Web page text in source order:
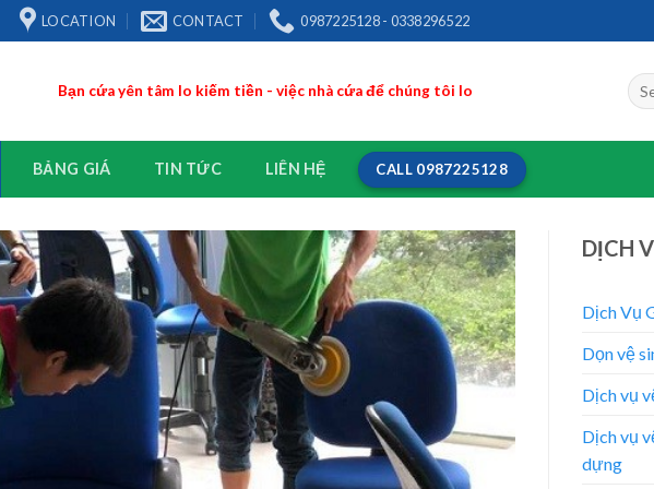
LOCATION CONTACT 0987225128 - 0338296522
Bạn cứa yên tâm lo kiếm tiền - việc nhà cứa để chúng tôi lo
BẢNG GIÁ TIN TỨC LIÊN HỆ CALL 0987225128
DỊCH
Dịch Vụ
Dọn vệ
Dịch vụ
Dịch vụ
dựng